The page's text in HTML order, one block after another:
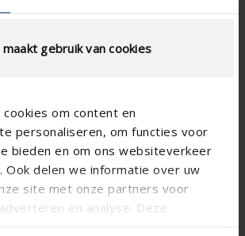
gebruik van cookies
cookies om content en
personaliseren, om functies voor
bieden en om ons websiteverkeer
Ook delen we informatie over uw
site met onze partners voor
en analyse. Deze
90